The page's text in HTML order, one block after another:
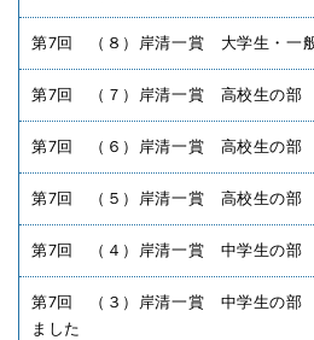
第7回 （８）岸清一賞 大学生・一
第7回 （７）岸清一賞 高校生の部
第7回 （６）岸清一賞 高校生の部
第7回 （５）岸清一賞 高校生の部
第7回 （４）岸清一賞 中学生の部
第7回 （３）岸清一賞 中学生の部
ました